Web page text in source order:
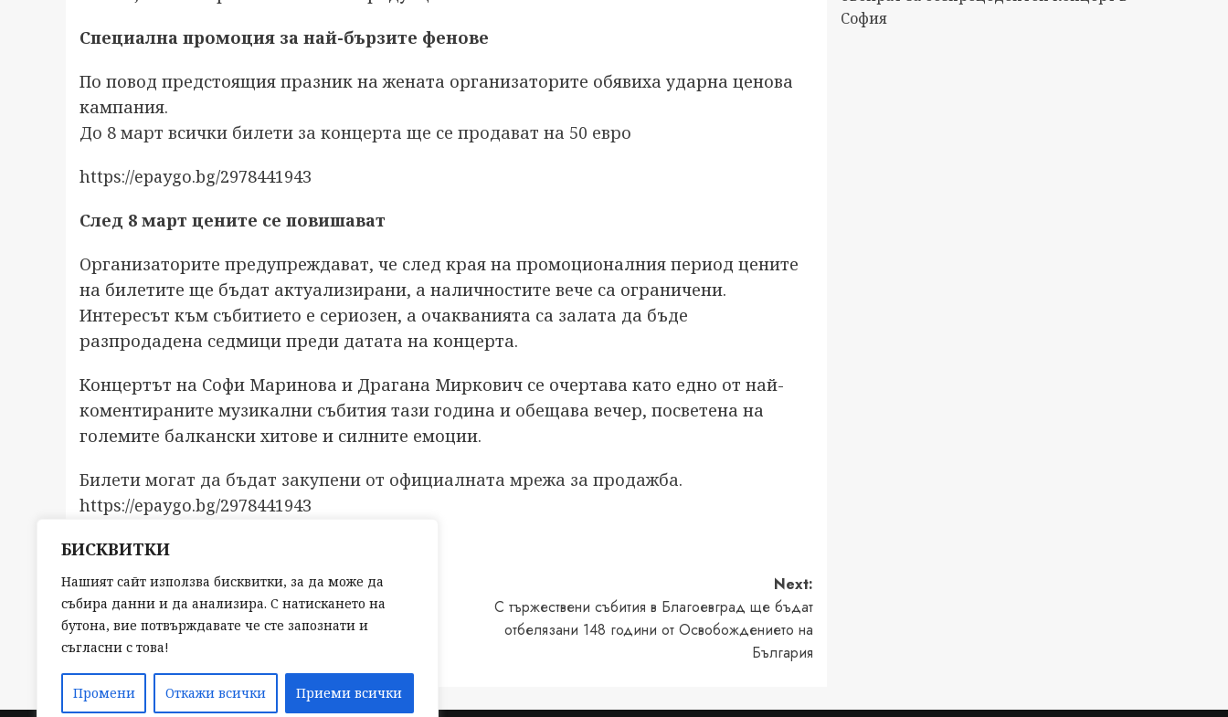
БИСКВИТКИ
Нашият сайт използва бисквитки, за да може да
събира данни и да анализира. С натискането на
бутона, вие потвърждавате че сте запознати и
съгласни с това!
Промени Откажи всички Приеми всички
Специална промоция за най-бързите фенове
По повод предстоящия празник на жената организаторите обявиха ударна ценова
кампания.
До 8 март всички билети за концерта ще се продават на 50 евро
https://epaygo.bg/2978441943
След 8 март цените се повишават
Организаторите предупреждават, че след края на промоционалния период цените
на билетите ще бъдат актуализирани, а наличностите вече са ограничени.
Интересът към събитието е сериозен, а очакванията са залата да бъде
разпродадена седмици преди датата на концерта.
Концертът на Софи Маринова и Драгана Миркович се очертава като едно от най-
коментираните музикални събития тази година и обещава вечер, посветена на
големите балкански хитове и силните емоции.
Билети могат да бъдат закупени от официалната мрежа за продажба.
https://epaygo.bg/2978441943
Post
navigation
Previous:
Какво да гледаме в HBO Max през март 2026 година
Next:
С тържествени събития в Благоевград ще бъдат
отбелязани 148 години от Освобождението на
България